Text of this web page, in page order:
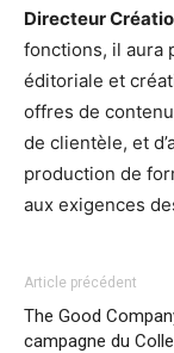
Directeur
fonctions, il aura
éditoriale et
offres de
de clientèle, et
production de
aux exigences
Article précédent
The Good
campagne du